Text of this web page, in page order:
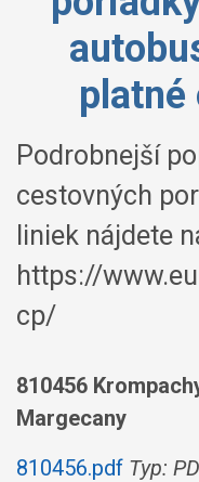
platné
Podrobnejší
cestovných
liniek nájdete
https://
cp/
810456
Margecany
810456.pdf Typ: